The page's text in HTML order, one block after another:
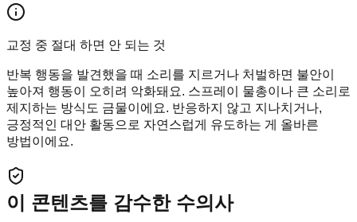
교정 중 절대 하면 안 되는 것
반복 행동을 발견했을 때 소리를 지르거나 처벌하면 불안이
높아져 행동이 오히려 악화돼요. 스프레이 물총이나 큰 소리로
제지하는 방식도 금물이에요. 반응하지 않고 지나치거나,
긍정적인 대안 활동으로 자연스럽게 유도하는 게 올바른
방법이에요.
이 콘텐츠를 감수한 수의사